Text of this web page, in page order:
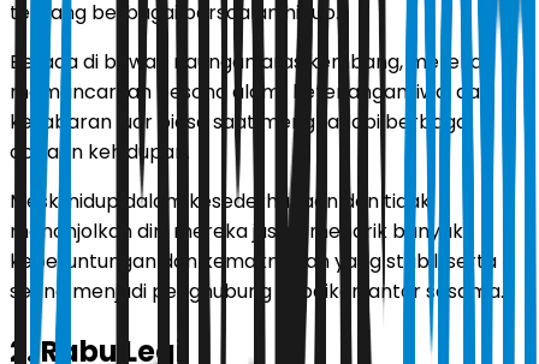
tentang berbagai persoalan hidup.
Berada di bawah naungan aras kembang, mereka
memancarkan pesona alami, ketenangan jiwa, dan
kesabaran luar biasa saat menghadapi berbagai
cobaan kehidupan.
Meski hidup dalam kesederhanaan dan tidak
menonjolkan diri, mereka justru menarik banyak
keberuntungan dan kemakmuran yang stabil, serta
sering menjadi penghubung kebaikan antar sesama.
2. Rabu Legi